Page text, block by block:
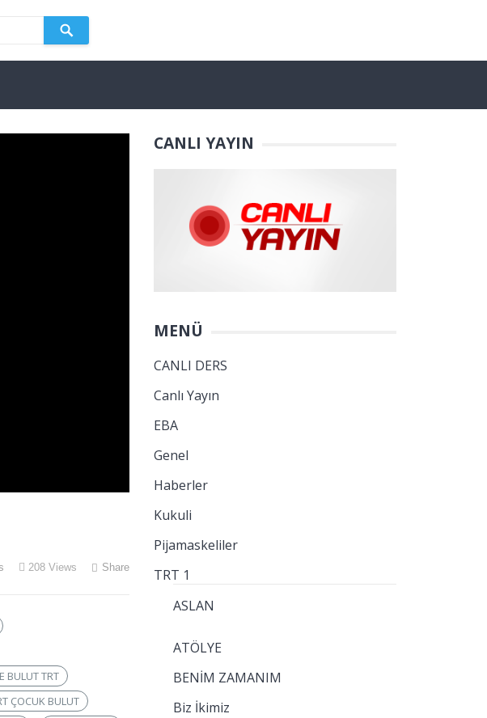
208 Views Share
BULUT TRT
ÇOCUK BULUT
CANLI YAYIN
MENÜ
CANLI DERS
Canlı Yayın
EBA
Genel
Haberler
Kukuli
Pijamaskeliler
TRT 1
ASLAN
ATÖLYE
BENİM ZAMANIM
Biz İkimiz